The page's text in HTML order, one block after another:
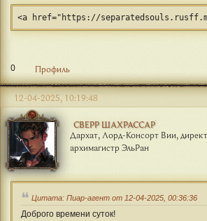
<a href="https://
0 Профиль
СВЕРР ШАХРАССАР
Дархат, Лорд-Консорт Вии,
архимагистр ЭльРан
12-04-2025, 10:19:48
Цитата: Пиар-агент от 12-04-2025, 00:36:36
Доброго времени суток!